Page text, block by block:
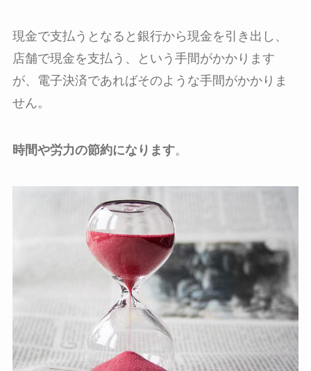
現金で支払うとなると銀行から現金を引き出し、
店舗で現金を支払う、という手間がかかります
が、電子決済であればそのような手間がかかりま
せん。
時間や労力の節約になります。